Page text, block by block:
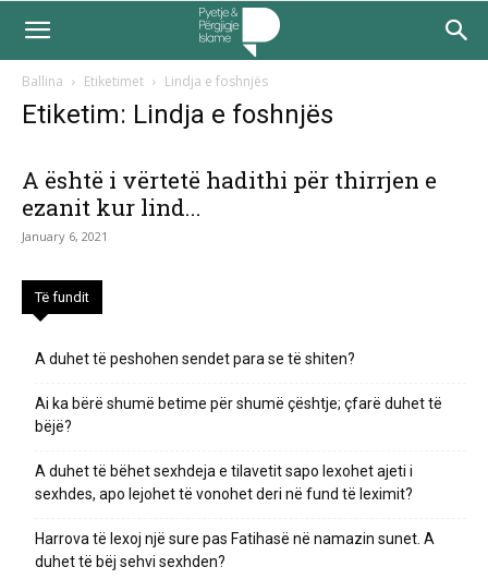
Ballina Etiketimet Lindja e foshnjës
Etiketim: Lindja e foshnjës
A është i vërtetë hadithi për thirrjen e
ezanit kur lind...
January 6, 2021
Të fundit
A duhet të peshohen sendet para se të shiten?
Ai ka bërë shumë betime për shumë çështje; çfarë duhet të
bëjë?
A duhet të bëhet sexhdeja e tilavetit sapo lexohet ajeti i
sexhdes, apo lejohet të vonohet deri në fund të leximit?
Harrova të lexoj një sure pas Fatihasë në namazin sunet. A
duhet të bëj sehvi sexhden?